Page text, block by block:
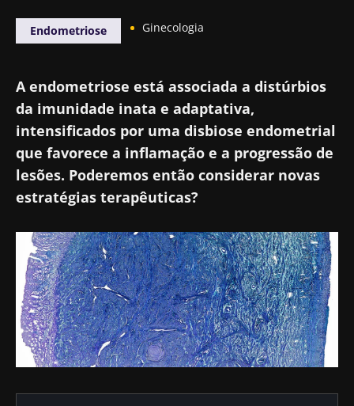
Endometriose Ginecologia
A endometriose está associada a distúrbios
da imunidade inata e adaptativa,
intensificados por uma disbiose endometrial
que favorece a inflamação e a progressão de
lesões. Poderemos então considerar novas
estratégias terapêuticas?